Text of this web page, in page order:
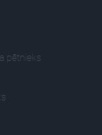
pētnieks